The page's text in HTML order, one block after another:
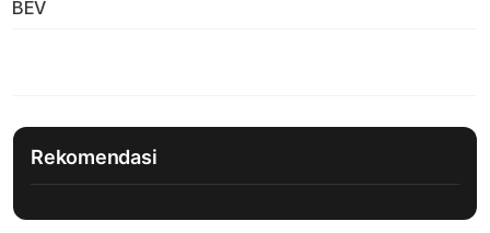
BEV
Rekomendasi